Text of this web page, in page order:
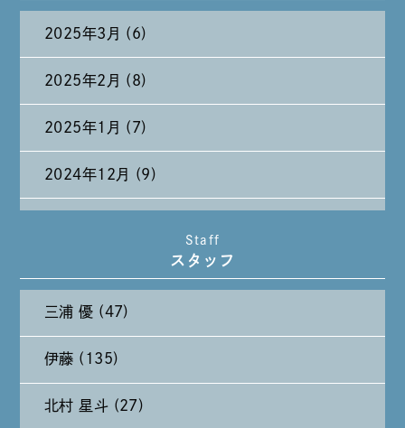
2025年3月 (6)
2025年2月 (8)
2025年1月 (7)
2024年12月 (9)
2024年9月 (11)
2024年8月 (11)
2024年7月 (11)
Staff
スタッフ
三浦 優 (47)
伊藤 (135)
北村 星斗 (27)